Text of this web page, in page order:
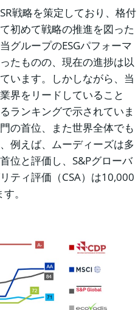
戦略を策定しており、格付
初めて戦略の推進を図った
グループのESGパフォーマ
たものの、現在の進捗は以
います。しかしながら、当
界をリードしていること
ランキングで示されていま
の首位、また世界全体でも
例えば、ムーディーズは多
位と評価し、S&Pグローバ
ティ評価（CSA）は10,000
。